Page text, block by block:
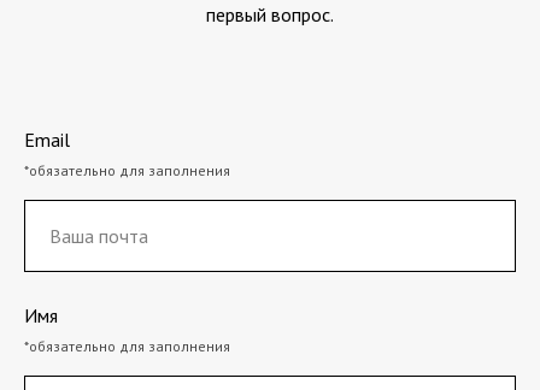
первый вопрос.
Email
*обязательно для заполнения
Имя
*обязательно для заполнения